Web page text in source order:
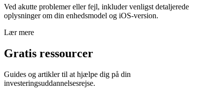
Ved akutte problemer eller fejl, inkluder venligst detaljerede
oplysninger om din enhedsmodel og iOS-version.
Lær mere
Gratis ressourcer
Guides og artikler til at hjælpe dig på din
investeringsuddannelsesrejse.